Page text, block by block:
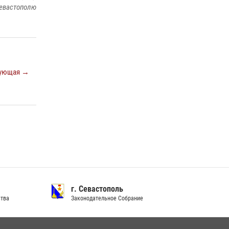
→
г. Севастополь
Законодательное Собрание